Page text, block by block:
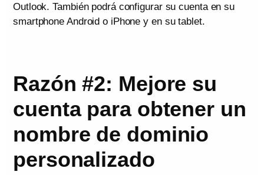
Outlook. También podrá configurar su cuenta en su
smartphone Android o iPhone y en su tablet.
Razón #2: Mejore su
cuenta para obtener un
nombre de dominio
personalizado